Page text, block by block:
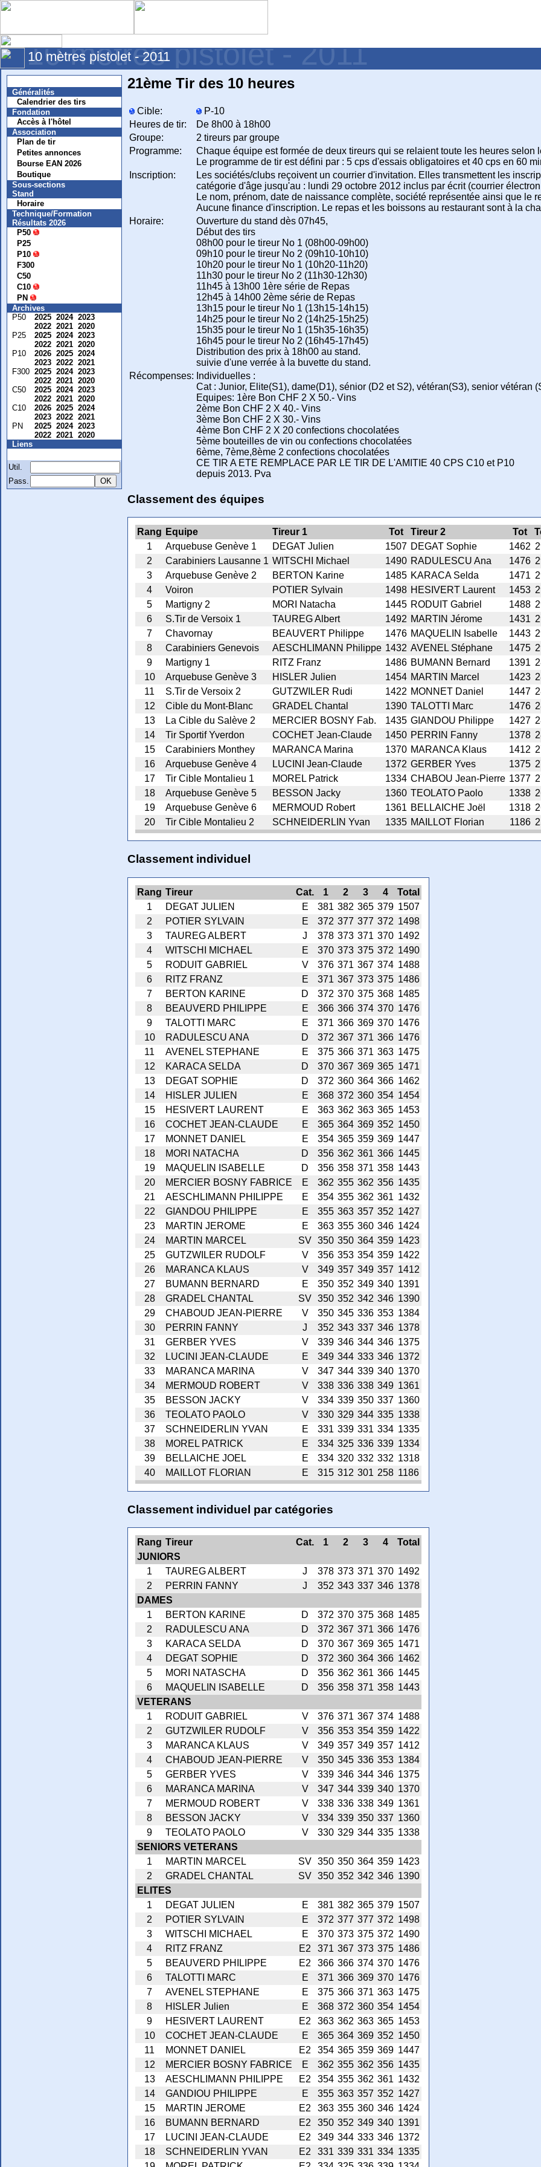
10 mètres pistolet - 2011
10 mètres pistolet - 2011
Généralités
Calendrier des tirs
Fondation
Accès à l'hôtel
Association
Plan de tir
Petites annonces
Bourse EAN 2026
Boutique
Sous-sections
Stand
Horaire
Technique/Formation
Résultats 2026
P50
P25
P10
F300
C50
C10
PN
Archives
P50
2025 2024 2023
2022 2021 2020
P25
2025 2024 2023
2022 2021 2020
P10
2026 2025 2024
2023 2022 2021
F300 2025 2024 2023
2022 2021 2020
C50
2025 2024 2023
2022 2021 2020
C10
2026 2025 2024
2023 2022 2021
PN
2025 2024 2023
2022 2021 2020
Liens
Util.
Pass.
21ème Tir des 10 heures
Cible:
P-10
Heures de tir:
De 8h00 à 18h00
Groupe:
2 tireurs par groupe
Programme:
Chaque équipe est formée de deux tireurs qui se relaient toute les heures selon
Le programme de tir est défini par : 5 cps d'essais obligatoires et 40 cps en 60
Inscription:
Les sociétés/clubs reçoivent un courrier d'invitation. Elles transmettent les
catégorie d'âge jusqu'au : lundi 29 octobre 2012 inclus par écrit (courrier
Le nom, prénom, date de naissance complète, société représentée ainsi que le
Aucune finance d'inscription. Le repas et les boissons au restaurant sont à la
Horaire:
Ouverture du stand dès 07h45,
Début des tirs
08h00 pour le tireur No 1 (08h00-09h00)
09h10 pour le tireur No 2 (09h10-10h10)
10h20 pour le tireur No 1 (10h20-11h20)
11h30 pour le tireur No 2 (11h30-12h30)
11h45 à 13h00 1ère série de Repas
12h45 à 14h00 2ème série de Repas
13h15 pour le tireur No 1 (13h15-14h15)
14h25 pour le tireur No 2 (14h25-15h25)
15h35 pour le tireur No 1 (15h35-16h35)
16h45 pour le tireur No 2 (16h45-17h45)
Distribution des prix à 18h00 au stand.
suivie d'une verrée à la buvette du stand.
Récompenses: Individuelles :
Cat : Junior, Elite(S1), dame(D1), sénior (D2 et S2), vétéran(S3), senior
Equipes: 1ère Bon CHF 2 X 50.- Vins
2ème Bon CHF 2 X 40.- Vins
3ème Bon CHF 2 X 30.- Vins
4ème Bon CHF 2 X 20 confections chocolatées
5ème bouteilles de vin ou confections chocolatées
6ème, 7ème,8ème 2 confections chocolatées
CE TIR A ETE REMPLACE PAR LE TIR DE L'AMITIE 40 CPS C10 et P10
depuis 2013. Pva
Classement des équipes
Rang Equipe Tireur 1 Tot Tireur 2 Tot
1
Arquebuse Genève 1 DEGAT Julien 1507 DEGAT Sophie 1462
2
Carabiniers Lausanne 1 WITSCHI Michael 1490 RADULESCU Ana 1476
3
Arquebuse Genève 2 BERTON Karine 1485 KARACA Selda 1471
4
Voiron POTIER Sylvain 1498 HESIVERT Laurent 1453
5
Martigny 2 MORI Natacha 1445 RODUIT Gabriel 1488
6
S.Tir de Versoix 1 TAUREG Albert 1492 MARTIN Jérome 1431
7
Chavornay BEAUVERT Philippe 1476 MAQUELIN Isabelle 1443
8
Carabiniers Genevois AESCHLIMANN Philippe 1432 AVENEL Stéphane 1475
9
Martigny 1 RITZ Franz 1486 BUMANN Bernard 1391
10
Arquebuse Genève 3 HISLER Julien 1454 MARTIN Marcel 1423
11
S.Tir de Versoix 2 GUTZWILER Rudi 1422 MONNET Daniel 1447
12
Cible du Mont-Blanc GRADEL Chantal 1390 TALOTTI Marc 1476
13
La Cible du Salève 2 MERCIER BOSNY Fab. 1435 GIANDOU Philippe 1427
14
Tir Sportif Yverdon COCHET Jean-Claude 1450 PERRIN Fanny 1378
15
Carabiniers Monthey MARANCA Marina 1370 MARANCA Klaus 1412
16
Arquebuse Genève 4 LUCINI Jean-Claude 1372 GERBER Yves 1375
17
Tir Cible Montalieu 1 MOREL Patrick 1334 CHABOU Jean-Pierre 1377
18
Arquebuse Genève 5 BESSON Jacky 1360 TEOLATO Paolo 1338
19
Arquebuse Genève 6 MERMOUD Robert 1361 BELLAICHE Joël 1318
20
Tir Cible Montalieu 2 SCHNEIDERLIN Yvan 1335 MAILLOT Florian 1186
Classement individuel
Rang Tireur Cat. 1 2 3 4
Total
1
DEGAT JULIEN E 381 382 365 379 1507
2
POTIER SYLVAIN E 372 377 377 372 1498
3
TAUREG ALBERT J 378 373 371 370 1492
4
WITSCHI MICHAEL E 370 373 375 372 1490
5
RODUIT GABRIEL V 376 371 367 374 1488
6
RITZ FRANZ E 371 367 373 375 1486
7
BERTON KARINE D 372 370 375 368 1485
8
BEAUVERD PHILIPPE E 366 366 374 370 1476
9
TALOTTI MARC E 371 366 369 370 1476
10
RADULESCU ANA D 372 367 371 366 1476
11
AVENEL STEPHANE E 375 366 371 363 1475
12
KARACA SELDA D 370 367 369 365 1471
13
DEGAT SOPHIE D 372 360 364 366 1462
14
HISLER JULIEN E 368 372 360 354 1454
15
HESIVERT LAURENT E 363 362 363 365 1453
16
COCHET JEAN-CLAUDE E 365 364 369 352 1450
17
MONNET DANIEL E 354 365 359 369 1447
18
MORI NATACHA D 356 362 361 366 1445
19
MAQUELIN ISABELLE D 356 358 371 358 1443
20
MERCIER BOSNY FABRICE E 362 355 362 356 1435
21
AESCHLIMANN PHILIPPE E 354 355 362 361 1432
22
GIANDOU PHILIPPE E 355 363 357 352 1427
23
MARTIN JEROME E 363 355 360 346 1424
24
MARTIN MARCEL SV 350 350 364 359 1423
25
GUTZWILER RUDOLF V 356 353 354 359 1422
26
MARANCA KLAUS V 349 357 349 357 1412
27
BUMANN BERNARD E 350 352 349 340 1391
28
GRADEL CHANTAL SV 350 352 342 346 1390
29
CHABOUD JEAN-PIERRE V 350 345 336 353 1384
30
PERRIN FANNY J 352 343 337 346 1378
31
GERBER YVES V 339 346 344 346 1375
32
LUCINI JEAN-CLAUDE E 349 344 333 346 1372
33
MARANCA MARINA V 347 344 339 340 1370
34
MERMOUD ROBERT V 338 336 338 349 1361
35
BESSON JACKY V 334 339 350 337 1360
36
TEOLATO PAOLO V 330 329 344 335 1338
37
SCHNEIDERLIN YVAN E 331 339 331 334 1335
38
MOREL PATRICK E 334 325 336 339 1334
39
BELLAICHE JOEL E 334 320 332 332 1318
40
MAILLOT FLORIAN E 315 312 301 258 1186
Classement individuel par catégories
Rang Tireur Cat. 1 2 3 4
Total
JUNIORS
1
TAUREG ALBERT J 378 373 371 370 1492
2
PERRIN FANNY J 352 343 337 346 1378
DAMES
1
BERTON KARINE D 372 370 375 368 1485
2
RADULESCU ANA D 372 367 371 366 1476
3
KARACA SELDA D 370 367 369 365 1471
4
DEGAT SOPHIE D 372 360 364 366 1462
5
MORI NATASCHA D 356 362 361 366 1445
6
MAQUELIN ISABELLE D 356 358 371 358 1443
VETERANS
1
RODUIT GABRIEL V 376 371 367 374 1488
2
GUTZWILER RUDOLF V 356 353 354 359 1422
3
MARANCA KLAUS V 349 357 349 357 1412
4
CHABOUD JEAN-PIERRE V 350 345 336 353 1384
5
GERBER YVES V 339 346 344 346 1375
6
MARANCA MARINA V 347 344 339 340 1370
7
MERMOUD ROBERT V 338 336 338 349 1361
8
BESSON JACKY V 334 339 350 337 1360
9
TEOLATO PAOLO V 330 329 344 335 1338
SENIORS VETERANS
1
MARTIN MARCEL SV 350 350 364 359 1423
2
GRADEL CHANTAL SV 350 352 342 346 1390
ELITES
1
DEGAT JULIEN E 381 382 365 379 1507
2
POTIER SYLVAIN E 372 377 377 372 1498
3
WITSCHI MICHAEL E 370 373 375 372 1490
4
RITZ FRANZ E2 371 367 373 375 1486
5
BEAUVERD PHILIPPE E2 366 366 374 370 1476
6
TALOTTI MARC E 371 366 369 370 1476
7
AVENEL STEPHANE E 375 366 371 363 1475
8
HISLER Julien E 368 372 360 354 1454
9
HESIVERT LAURENT E2 363 362 363 365 1453
10
COCHET JEAN-CLAUDE E 365 364 369 352 1450
11
MONNET DANIEL E2 354 365 359 369 1447
12
MERCIER BOSNY FABRICE E 362 355 362 356 1435
13
AESCHLIMANN PHILIPPE E2 354 355 362 361 1432
14
GANDIOU PHILIPPE E 355 363 357 352 1427
15
MARTIN JEROME E2 363 355 360 346 1424
16
BUMANN BERNARD E2 350 352 349 340 1391
17
LUCINI JEAN-CLAUDE E2 349 344 333 346 1372
18
SCHNEIDERLIN YVAN E2 331 339 331 334 1335